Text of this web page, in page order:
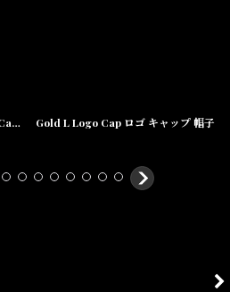
デニムキャップ。
INTERBREED Mossy Oak Field Cap Real Tree インターブリード モッシーオーク リアルツリー カモフラージュ 6パネルキャップ 帽子
Gold L Logo Cap ロゴ キャップ 帽子